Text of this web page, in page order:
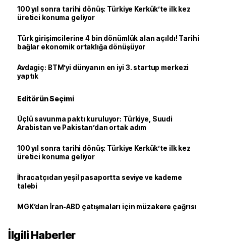
100 yıl sonra tarihi dönüş: Türkiye Kerkük’te ilk kez
üretici konuma geliyor
Türk girişimcilerine 4 bin dönümlük alan açıldı! Tarihi
bağlar ekonomik ortaklığa dönüşüyor
Avdagiç: BTM’yi dünyanın en iyi 3. startup merkezi
yaptık
Editörün Seçimi
Üçlü savunma paktı kuruluyor: Türkiye, Suudi
Arabistan ve Pakistan’dan ortak adım
100 yıl sonra tarihi dönüş: Türkiye Kerkük’te ilk kez
üretici konuma geliyor
İhracatçıdan yeşil pasaportta seviye ve kademe
talebi
MGK’dan İran-ABD çatışmaları için müzakere çağrısı
İlgili Haberler